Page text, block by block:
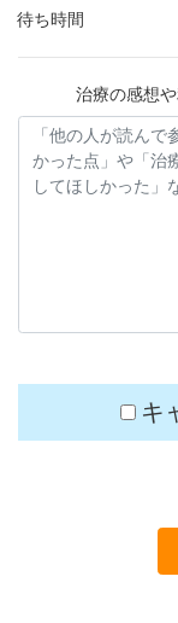
待ち時間
治療の感想
キ